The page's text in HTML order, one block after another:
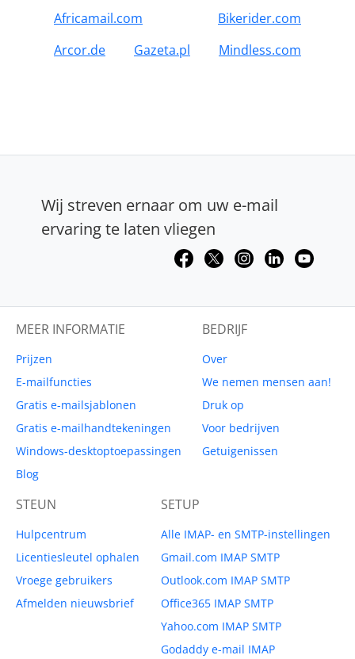
Africamail.com
Bikerider.com
Arcor.de
Gazeta.pl Mindless.com
Wij streven ernaar om uw e-mail
ervaring te laten vliegen
MEER INFORMATIE
Prijzen
E-mailfuncties
Gratis e-mailsjablonen
Gratis e-mailhandtekeningen
Windows-desktoptoepassingen
Blog
BEDRIJF
Over
We nemen mensen aan!
Druk op
Voor bedrijven
Getuigenissen
STEUN
Hulpcentrum
Licentiesleutel ophalen
Vroege gebruikers
Afmelden nieuwsbrief
SETUP
Alle IMAP- en SMTP-instellingen
Gmail.com IMAP SMTP
Outlook.com IMAP SMTP
Office365 IMAP SMTP
Yahoo.com IMAP SMTP
Godaddy e-mail IMAP